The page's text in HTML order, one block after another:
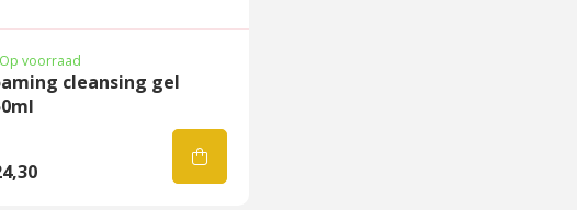
Op voorraad
cleansing gel